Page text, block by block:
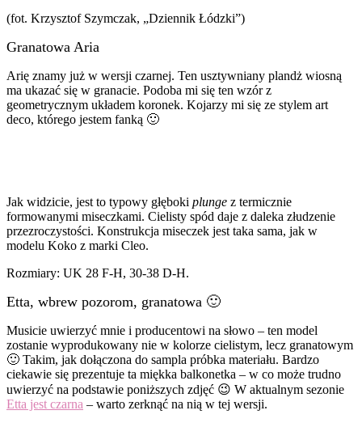
(fot. Krzysztof Szymczak, „Dziennik Łódzki”)
Granatowa Aria
Arię znamy już w wersji czarnej. Ten usztywniany plandż wiosną
ma ukazać się w granacie. Podoba mi się ten wzór z
geometrycznym układem koronek. Kojarzy mi się ze stylem art
deco, którego jestem fanką 🙂
Jak widzicie, jest to typowy głęboki plunge z termicznie
formowanymi miseczkami. Cielisty spód daje z daleka złudzenie
przezroczystości. Konstrukcja miseczek jest taka sama, jak w
modelu Koko z marki Cleo.
Rozmiary: UK 28 F-H, 30-38 D-H.
Etta, wbrew pozorom, granatowa 🙂
Musicie uwierzyć mnie i producentowi na słowo – ten model
zostanie wyprodukowany nie w kolorze cielistym, lecz granatowym
🙂 Takim, jak dołączona do sampla próbka materiału. Bardzo
ciekawie się prezentuje ta miękka balkonetka – w co może trudno
uwierzyć na podstawie poniższych zdjęć 😉 W aktualnym sezonie
Etta jest czarna – warto zerknąć na nią w tej wersji.